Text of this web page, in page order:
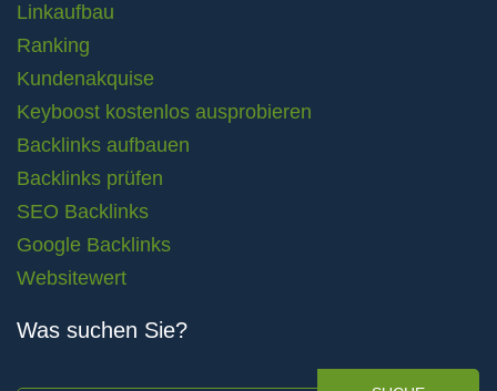
Linkaufbau
Ranking
Kundenakquise
Keyboost kostenlos ausprobieren
Backlinks aufbauen
Backlinks prüfen
SEO Backlinks
Google Backlinks
Websitewert
Was suchen Sie?